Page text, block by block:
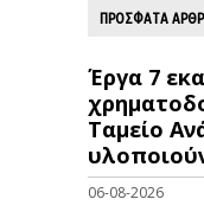
ΠΡΟΣΦΑΤΑ
Έργα 7
Ταμείο
06-08-2026